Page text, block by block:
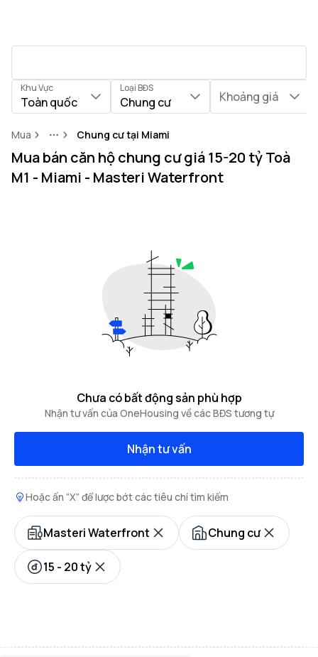
Khu Vực
Toàn quốc
Loại BĐS
Chung cư Khoảng giá
Mua MoreChung cư tại Miami
Mua bán căn hộ chung cư giá 15-20 tỷ Toà
M1 - Miami - Masteri Waterfront
Chưa có bất động sản phù hợp
Nhận tư vấn của OneHousing về các BĐS tương tự
Nhận tư vấn
Hoặc ấn “X” để lược bớt các tiêu chí tìm kiếm
Masteri Waterfront Chung cư
15 - 20 tỷ